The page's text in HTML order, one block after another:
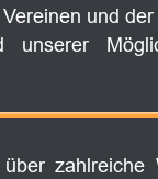
und
unserer
über zahlreiche